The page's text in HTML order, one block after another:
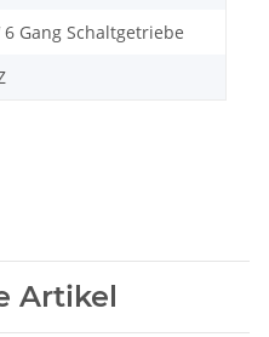
6 Gang Schaltgetriebe
Artikel